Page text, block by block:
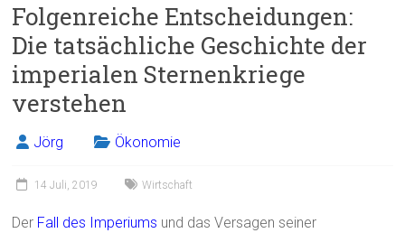
Folgenreiche Entscheidungen:
Die tatsächliche Geschichte der
imperialen Sternenkriege
verstehen
Jörg Ökonomie
14 Juli, 2019 Wirtschaft
Der Fall des Imperiums und das Versagen seiner